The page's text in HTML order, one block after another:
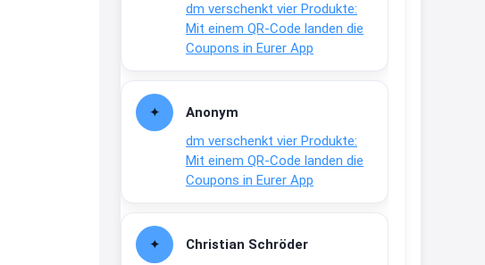
dm verschenkt vier Produkte:
Mit einem QR-Code landen die
Coupons in Eurer App
Anonym
dm verschenkt vier Produkte:
Mit einem QR-Code landen die
Coupons in Eurer App
Christian Schröder
2:19
↩
Joachim
www.linda.de/vorteile/coupons/...
2:21
↩
Gratis Hitzewarn-Aufkleber /